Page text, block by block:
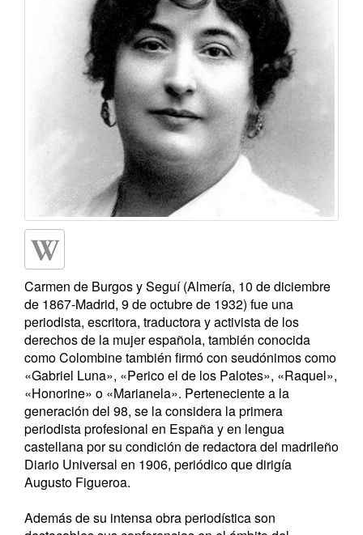
Carmen de Burgos y Seguí (Almería, 10 de diciembre
de 1867-Madrid, 9 de octubre de 1932) fue una
periodista, escritora, traductora y activista de los
derechos de la mujer española, también conocida
como Colombine también firmó con seudónimos como
«Gabriel Luna», «Perico el de los Palotes», «Raquel»,
«Honorine» o «Marianela». Perteneciente a la
generación del 98, se la considera la primera
periodista profesional en España y en lengua
castellana por su condición de redactora del madrileño
Diario Universal en 1906, periódico que dirigía
Augusto Figueroa.
Además de su intensa obra periodística son